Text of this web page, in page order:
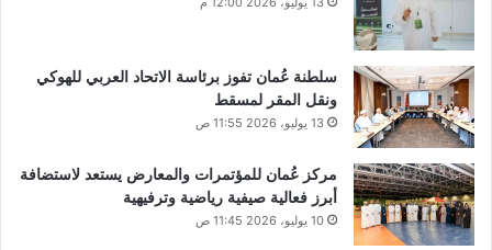
سلطنة عُمان تفوز برئاسة الاتحاد العربي للهوكي
ونقل المقر لمسقط
13 يوليو، 2026 11:55 ص
مركز عُمان للمؤتمرات والمعارض يستعد لاستضافة
أبرز فعالية صيفية رياضية وترفيهية
10 يوليو، 2026 11:45 ص